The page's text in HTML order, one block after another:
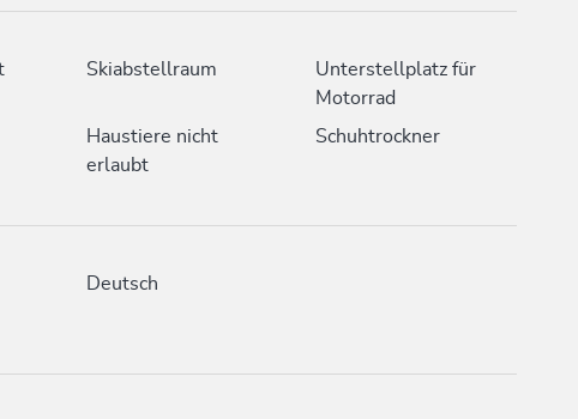
Skiabstellraum
Unterstellplatz für
Motorrad
Haustiere nicht
erlaubt
Schuhtrockner
Deutsch